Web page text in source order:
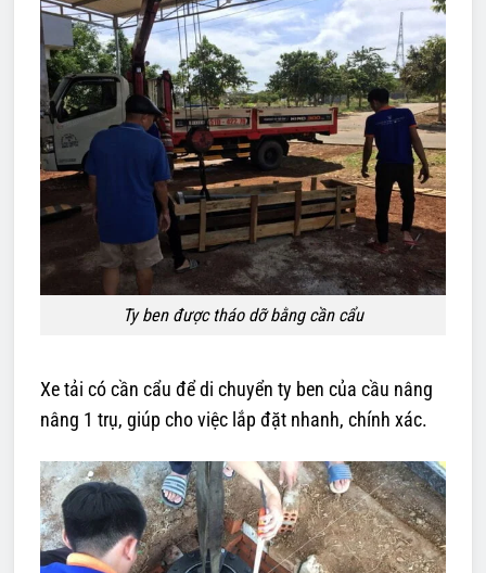
Ty ben được tháo dỡ bằng cần cẩu
Xe tải có cần cẩu để di chuyển ty ben của cầu nâng
nâng 1 trụ, giúp cho việc lắp đặt nhanh, chính xác.